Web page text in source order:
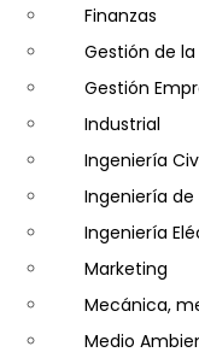
Finanzas
Gestión de
Gestión
Industrial
Ingeniería
Ingeniería de
Ingeniería
Marketing
Mecánica,
Medio